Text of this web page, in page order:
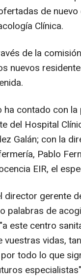
de
Clínica.
de la
nuevos
ha contado con
del Hospital
Galán; con la
Pablo
EIR, el
director gerente
palabras de
este centro
vuestras vidas,
todo lo que